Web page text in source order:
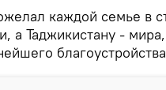
каждой семье в
а Таджикистану -